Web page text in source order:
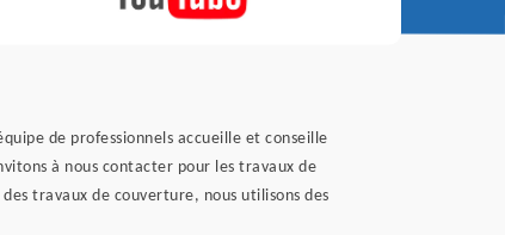
de professionnels accueille et conseille
à nous contacter pour les travaux de
travaux de couverture, nous utilisons des